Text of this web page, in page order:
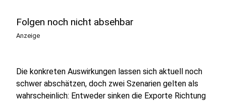
Folgen noch nicht absehbar
Anzeige
Die konkreten Auswirkungen lassen sich aktuell noch
schwer abschätzen, doch zwei Szenarien gelten als
wahrscheinlich: Entweder sinken die Exporte Richtung